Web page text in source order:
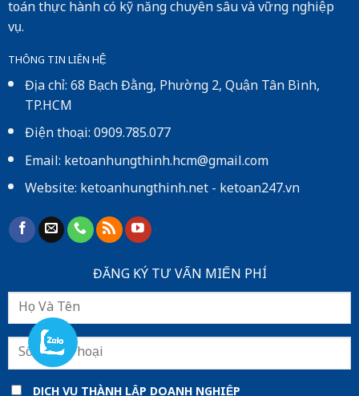
toán thực hành có kỹ năng chuyên sâu và vững nghiệp
vụ.
THÔNG TIN LIÊN HỆ
Địa chỉ: 68 Bạch Đằng, Phường 2, Quận Tân Bình,
TP.HCM
Điện thoại: 0909.785.077
Email: ketoanhungthinh.hcm@gmail.com
Website:ketoanhungthinh.net-ketoan247.vn
ĐĂNG KÝ TƯ VẤN MIẾN PHÍ